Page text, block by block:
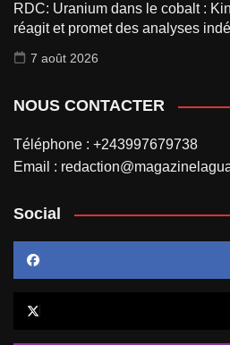
RDC: Uranium dans le cobalt :
réagit et promet des analyses
7 août 2026
NOUS CONTACTER
Téléphone : +243997679738
Email :
Social